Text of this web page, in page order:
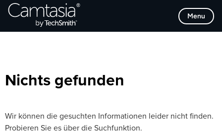
Direkt
zum
Menu
Browse Categories
Nichts gefunden
Wir können die gesuchten Informationen leider nicht finden.
Probieren Sie es über die Suchfunktion.